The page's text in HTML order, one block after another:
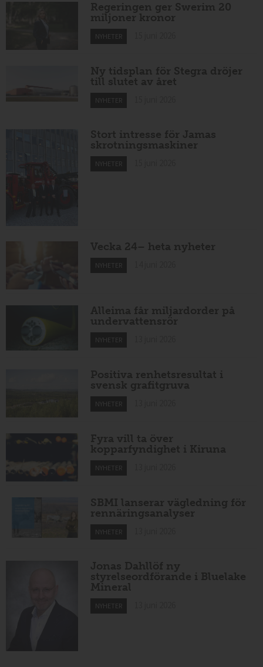
Regeringen ger Swerim 20
miljoner kronor
NYHETER
Ny tidsplan för Stegra dröjer
till slutet av året
NYHETER
Stort intresse för Jamas
skrotningsmaskiner
NYHETER
Vecka 24– heta nyheter
NYHETER
Alleima får miljardorder på
undervattensrör
NYHETER
Positiva renhetsresultat i
svensk grafitgruva
NYHETER
Fyra vill ta över
kopparfyndighet i Kiruna
NYHETER
SBMI lanserar vägledning för
rennäringsanalyser
NYHETER
Jonas Dahllöf ny
styrelseordförande i Bluelake
Mineral
NYHETER